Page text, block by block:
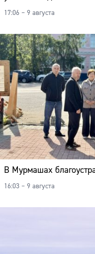
17:06 – 9 августа
В Мурмашах
16:03 – 9 августа